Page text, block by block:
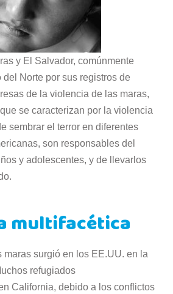
y El Salvador, comúnmente
del Norte por sus registros de
de la violencia de las maras,
se caracterizan por la violencia
sembrar el terror en diferentes
son responsables del
y adolescentes, y de llevarlos
multifacética
maras surgió en los EE.UU. en la
refugiados
California, debido a los conflictos